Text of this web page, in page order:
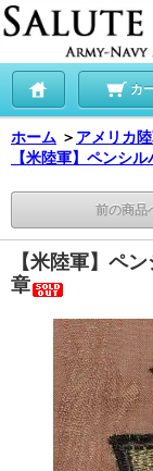
カ
ホーム ＞ アメリカ
【米陸軍】ペンシ
前の商品
【米陸軍】ペ
章